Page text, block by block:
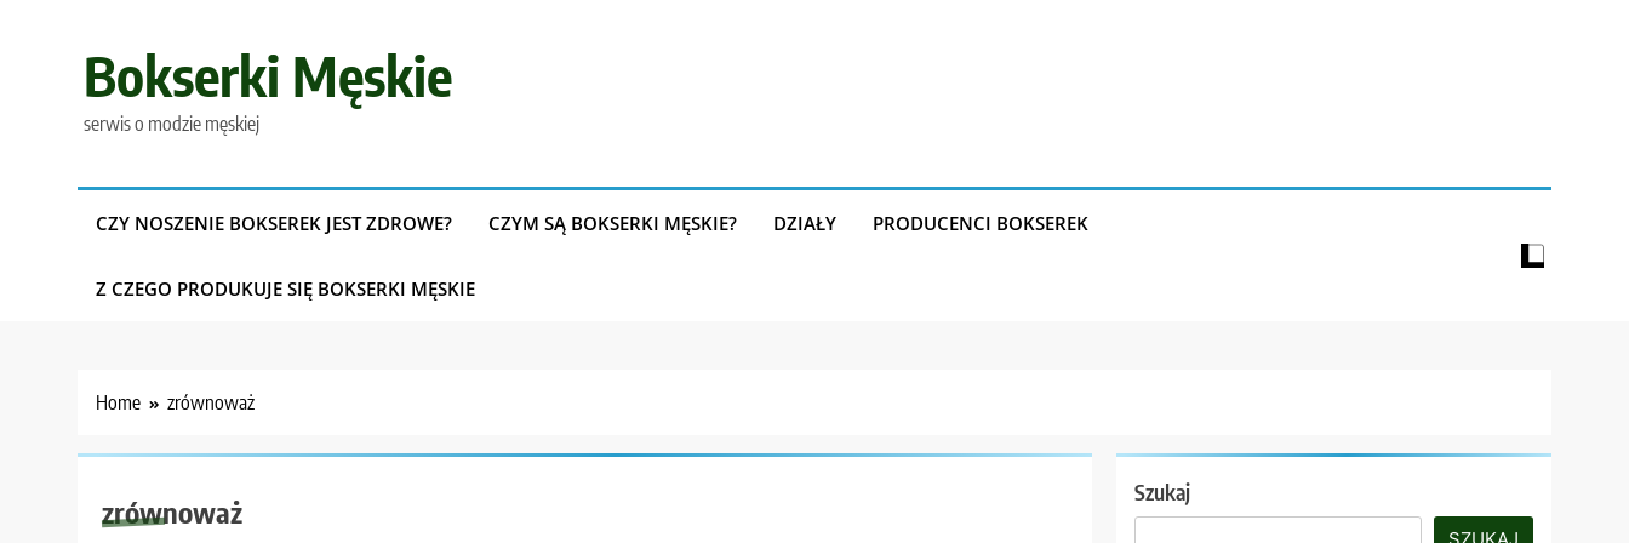
Bokserki Męskie
serwis o modzie męskiej
CZY NOSZENIE BOKSEREK JEST ZDROWE? CZYM SĄ BOKSERKI MĘSKIE? DZIAŁY PRODUCENCI BOKSEREK
Z CZEGO PRODUKUJE SIĘ BOKSERKI MĘSKIE
Home zrównoważ
zrównoważ
Szukaj